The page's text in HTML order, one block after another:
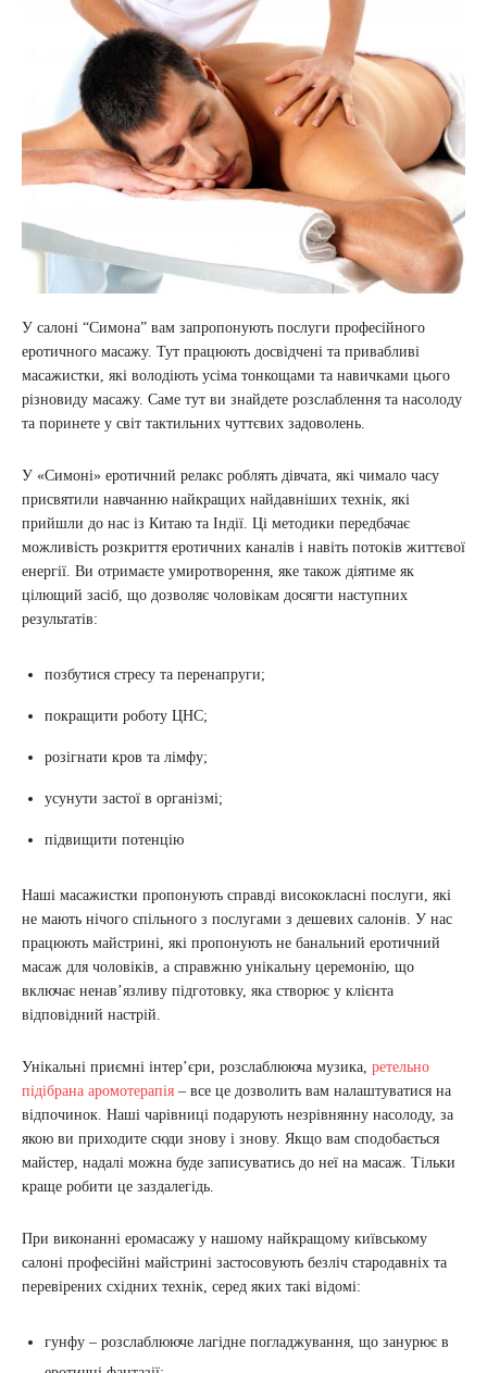
У салоні “Симона” вам запропонують послуги професійного
еротичного масажу. Тут працюють досвідчені та привабливі
масажистки, які володіють усіма тонкощами та навичками цього
різновиду масажу. Саме тут ви знайдете розслаблення та насолоду
та поринете у світ тактильних чуттєвих задоволень.
У «Симоні» еротичний релакс роблять дівчата, які чимало часу
присвятили навчанню найкращих найдавніших технік, які
прийшли до нас із Китаю та Індії. Ці методики передбачає
можливість розкриття еротичних каналів і навіть потоків життєвої
енергії. Ви отримаєте умиротворення, яке також діятиме як
цілющий засіб, що дозволяє чоловікам досягти наступних
результатів:
позбутися стресу та перенапруги;
покращити роботу ЦНС;
розігнати кров та лімфу;
усунути застої в організмі;
підвищити потенцію
Наші масажистки пропонують справді висококласні послуги, які
не мають нічого спільного з послугами з дешевих салонів. У нас
працюють майстрині, які пропонують не банальний еротичний
масаж для чоловіків, а справжню унікальну церемонію, що
включає ненав’язливу підготовку, яка створює у клієнта
відповідний настрій.
Унікальні приємні інтер’єри, розслаблююча музика, ретельно
підібрана аромотерапія – все це дозволить вам налаштуватися на
відпочинок. Наші чарівниці подарують незрівнянну насолоду, за
якою ви приходите сюди знову і знову. Якщо вам сподобається
майстер, надалі можна буде записуватись до неї на масаж. Тільки
краще робити це заздалегідь.
При виконанні еромасажу у нашому найкращому київському
салоні професійні майстрині застосовують безліч стародавніх та
перевірених східних технік, серед яких такі відомі:
гунфу – розслаблююче лагідне погладжування, що занурює в